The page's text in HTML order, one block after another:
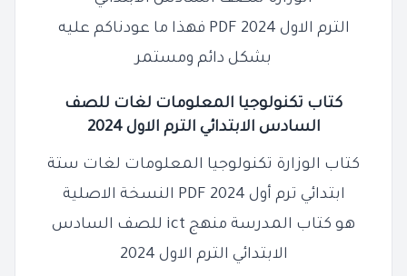
الترم الاول 2024 PDF فهذا ما عودناكم عليه
بشكل دائم ومستمر
كتاب تكنولوجيا المعلومات لغات للصف
السادس الابتدائي الترم الاول 2024
كتاب الوزارة تكنولوجيا المعلومات لغات ستة
ابتدائي ترم أول 2024 PDF النسخة الاصلية
هو كتاب المدرسة منهج ict للصف السادس
الابتدائي الترم الاول 2024